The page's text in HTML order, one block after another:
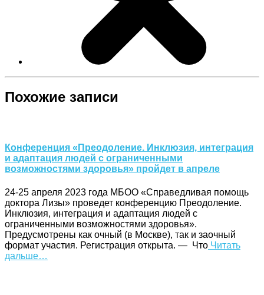
Похожие записи
Конференция «Преодоление. Инклюзия, интеграция
и адаптация людей с ограниченными
возможностями здоровья» пройдет в апреле
24-25 апреля 2023 года МБОО «Справедливая помощь
доктора Лизы» проведет конференцию Преодоление.
Инклюзия, интеграция и адаптация людей с
ограниченными возможностями здоровья».
Предусмотрены как очный (в Москве), так и заочный
формат участия. Регистрация открыта. — Что Читать
дальше…